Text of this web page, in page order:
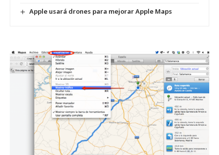
Apple usará drones para mejorar Apple Maps